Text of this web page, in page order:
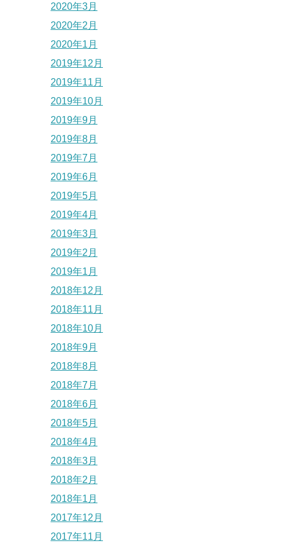
2020年3月
2020年2月
2020年1月
2019年12月
2019年11月
2019年10月
2019年9月
2019年8月
2019年7月
2019年6月
2019年5月
2019年4月
2019年3月
2019年2月
2019年1月
2018年12月
2018年11月
2018年10月
2018年9月
2018年8月
2018年7月
2018年6月
2018年5月
2018年4月
2018年3月
2018年2月
2018年1月
2017年12月
2017年11月